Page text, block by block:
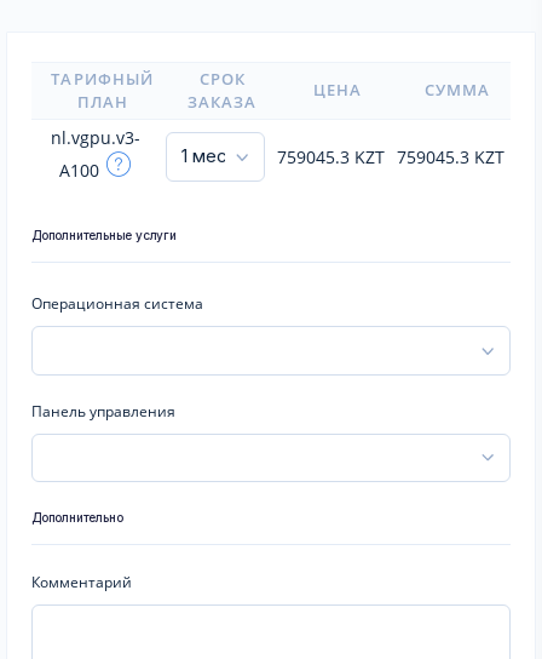
ТАРИФНЫЙ
ПЛАН
СРОК
ЗАКАЗА
ЦЕНА СУММА
nl.vgpu.v3-
A100
759045.3 KZT 759045.3 KZT
Дополнительные услуги
Операционная система
Панель управления
Дополнительно
Комментарий